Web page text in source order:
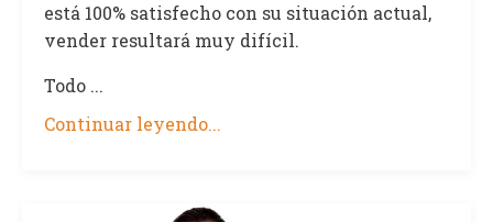
está 100% satisfecho con su situación actual,
vender resultará muy difícil.
Todo ...
Continuar leyendo...